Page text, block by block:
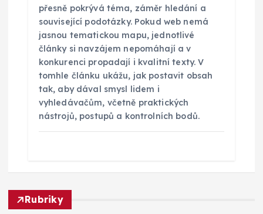
přesně pokrývá téma, záměr hledání a
související podotázky. Pokud web nemá
jasnou tematickou mapu, jednotlivé
články si navzájem nepomáhají a v
konkurenci propadají i kvalitní texty. V
tomhle článku ukážu, jak postavit obsah
tak, aby dával smysl lidem i
vyhledávačům, včetně praktických
nástrojů, postupů a kontrolních bodů.
Rubriky